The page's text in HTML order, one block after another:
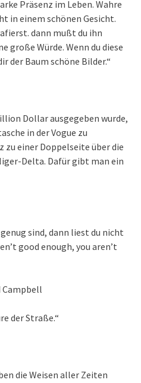
Präsenz im Leben. Wahre
in einem schönen Gesicht.
dann mußt du ihn
große Würde. Wenn du diese
der Baum schöne Bilder.“
Dollar ausgegeben wurde,
in der Vogue zu
einer Doppelseite über die
Delta. Dafür gibt man ein
sind, dann liest du nicht
good enough, you aren’t
Campbell
der Straße.“
die Weisen aller Zeiten